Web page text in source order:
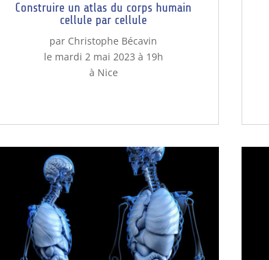
Construire un atlas du corps humain
cellule par cellule
par Christophe Bécavin
le mardi 2 mai 2023 à 19h
à Nice